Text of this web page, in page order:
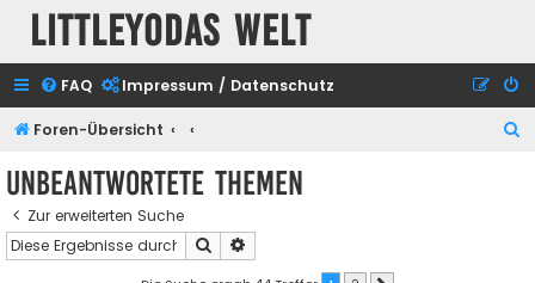
Littleyodas Welt
FAQ Impressum / Datenschutz
Foren-Übersicht
Unbeantwortete Themen
Zur erweiterten Suche
Suche